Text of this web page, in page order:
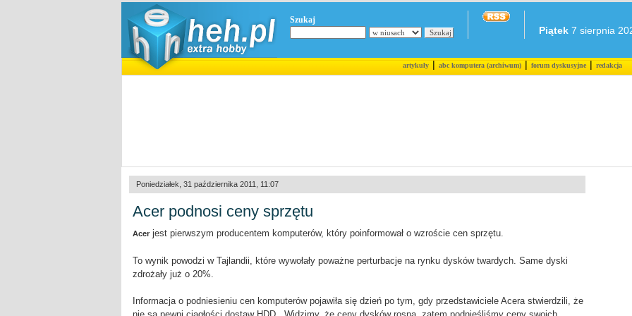
Szukaj
Piątek 7 sierpnia
artykuły|abc komputera (archiwum)|forum dyskusyjne|redakcja
Poniedziałek, 31 października 2011, 11:07
Acer podnosi ceny sprzętu
Acer jest pierwszym producentem komputerów, który poinformował o wzroście cen sprzętu.
To wynik powodzi w Tajlandii, które wywołały poważne perturbacje na rynku dysków twardych. Same dyski
zdrożały już o 20%.
Informacja o podniesieniu cen komputerów pojawiła się dzień po tym, gdy przedstawiciele Acera stwierdzili, że